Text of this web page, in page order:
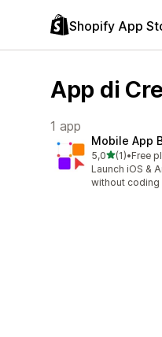
Shopify App
App di
1 app
Mobile App
5,0stelle su 5
(1)
1 recensioni
•Free
Launch iOS &
without coding